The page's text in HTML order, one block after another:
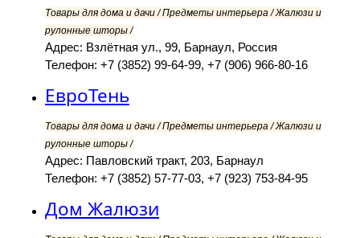
Товары для дома и дачи / Предметы интерьера / Жалюзи и
рулонные шторы /
Адрес: Взлётная ул., 99, Барнаул, Россия
Телефон: +7 (3852) 99-64-99, +7 (906) 966-80-16
ЕвроТень
Товары для дома и дачи / Предметы интерьера / Жалюзи и
рулонные шторы /
Адрес: Павловский тракт, 203, Барнаул
Телефон: +7 (3852) 57-77-03, +7 (923) 753-84-95
Дом Жалюзи